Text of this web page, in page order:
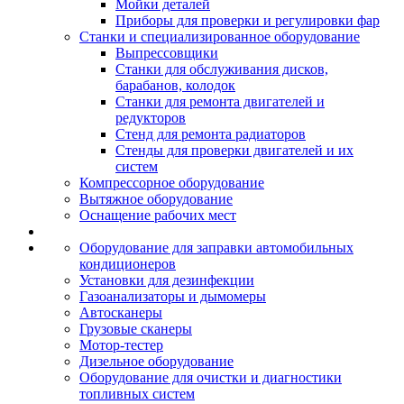
Мойки деталей
Приборы для проверки и регулировки фар
Станки и специализированное оборудование
Выпрессовщики
Станки для обслуживания дисков,
барабанов, колодок
Станки для ремонта двигателей и
редукторов
Стенд для ремонта радиаторов
Стенды для проверки двигателей и их
систем
Компрессорное оборудование
Вытяжное оборудование
Оснащение рабочих мест
Оборудование для заправки автомобильных
кондиционеров
Установки для дезинфекции
Газоанализаторы и дымомеры
Автосканеры
Грузовые сканеры
Мотор-тестер
Дизельное оборудование
Оборудование для очистки и диагностики
топливных систем